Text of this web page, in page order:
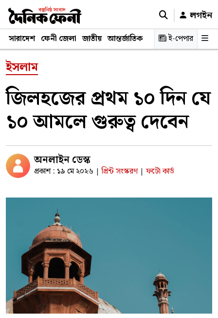
লগইন
সারাদেশ ফেনী জেলা জাতীয় আন্তর্জাতিক রাজনীতি স্বাস্থ্য শিক্ষা
ই-পেপার
ইসলাম
জিলহজের প্রথম ১০ দিন যে
১০ আমলে গুরুত্ব দেবেন
অনলাইন ডেস্ক
প্রকাশ : ১৯ মে ২০২৬ | প্রিন্ট সংস্করণ | ফটো কার্ড